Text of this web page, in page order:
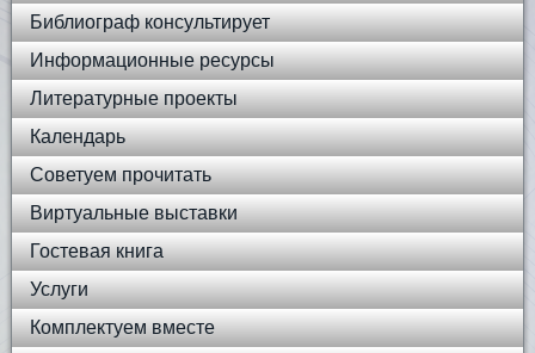
Библиограф консультирует
Информационные ресурсы
Литературные проекты
Календарь
Советуем прочитать
Виртуальные выставки
Гостевая книга
Услуги
Комплектуем вместе